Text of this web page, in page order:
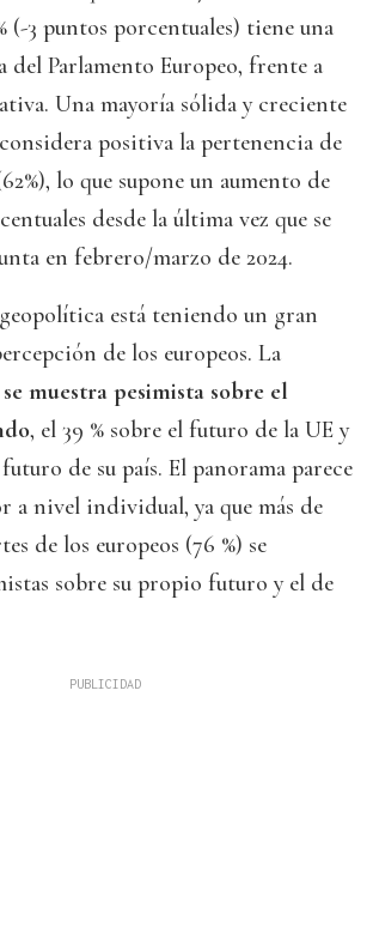
(-3 puntos porcentuales) tiene una
del Parlamento Europeo, frente a
Una mayoría sólida y creciente
positiva la pertenencia de
lo que supone un aumento de
desde la última vez que se
en febrero/marzo de 2024.
está teniendo un gran
de los europeos. La
muestra pesimista sobre el
, el 39 % sobre el futuro de la UE y
futuro de su país. El panorama parece
a nivel individual, ya que más de
de los europeos (76 %) se
sobre su propio futuro y el de